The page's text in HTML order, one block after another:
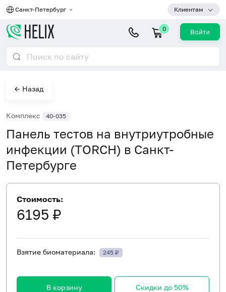
Санкт-Петербург Клиентам
0 Войти
← Назад
Комплекс 40-035
Панель тестов на внутриутробные
инфекции (TORCH) в Санкт-
Петербурге
Стоимость:
6195 ₽
Взятие биоматериала: 245 ₽
В корзину Скидки до 50%